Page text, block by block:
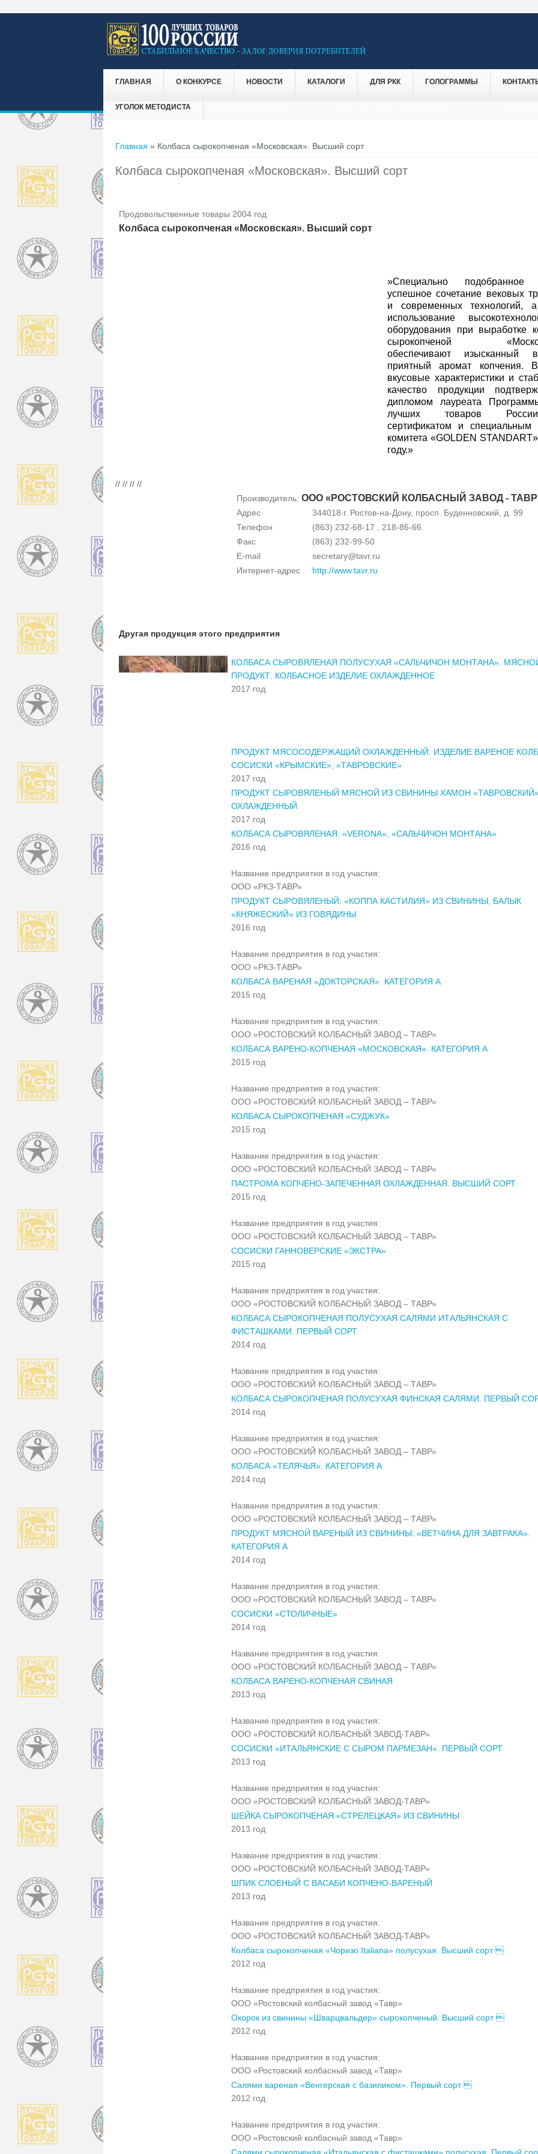
ГЛАВНАЯ О КОНКУРСЕ НОВОСТИ КАТАЛОГИ ДЛЯ РКК ГОЛОГРАММЫ
УГОЛОК МЕТОДИСТА
Вы здесь
Главная » Колбаса сырокопченая «Московская». Высший сорт
Колбаса сырокопченая «Московская». Высший сорт
Продовольственные товары 2004 год
Колбаса сырокопченая «Московская». Высший сорт
»Специально подобранное
успешное сочетание вековых
и современных технологий,
использование
оборудования при выработке
сырокопченой
обеспечивают изысканный
приятный аромат копчения.
вкусовые характеристики и
качество продукции
дипломом лауреата
лучших товаров России-
сертификатом и специальным
комитета «GOLDEN
году.»
// // // //
Производитель: ООО «РОСТОВСКИЙ КОЛБАСНЫЙ ЗАВОД -
Адрес
344018 г. Ростов-на-Дону, просп. Буденновский, д. 99
Телефон
(863) 232-68-17 , 218-86-66
Факс
(863) 232-99-50
E-mail
secretary@tavr.ru
Интернет-адрес
http://www.tavr.ru
Другая продукция этого предприятия
КОЛБАСА СЫРОВЯЛЕНАЯ ПОЛУСУХАЯ «САЛЬЧИЧОН МОНТАНА».
ПРОДУКТ: КОЛБАСНОЕ ИЗДЕЛИЕ ОХЛАЖДЕННОЕ
2017 год
ПРОДУКТ МЯСОСОДЕРЖАЩИЙ ОХЛАЖДЕННЫЙ. ИЗДЕЛИЕ ВАРЕНОЕ
СОСИСКИ «КРЫМСКИЕ», «ТАВРОВСКИЕ»
2017 год
ПРОДУКТ СЫРОВЯЛЕНЫЙ МЯСНОЙ ИЗ СВИНИНЫ ХАМОН
ОХЛАЖДЕННЫЙ
2017 год
КОЛБАСА СЫРОВЯЛЕНАЯ: «VERONA», «САЛЬЧИЧОН МОНТАНА»
2016 год
Название предприятия в год участия:
ООО «РКЗ-ТАВР»
ПРОДУКТ СЫРОВЯЛЕНЫЙ: «КОППА КАСТИЛИЯ» ИЗ СВИНИНЫ, БАЛЫК
«КНЯЖЕСКИЙ» ИЗ ГОВЯДИНЫ
2016 год
Название предприятия в год участия:
ООО «РКЗ-ТАВР»
КОЛБАСА ВАРЕНАЯ «ДОКТОРСКАЯ». КАТЕГОРИЯ А
2015 год
Название предприятия в год участия:
ООО «РОСТОВСКИЙ КОЛБАСНЫЙ ЗАВОД – ТАВР»
КОЛБАСА ВАРЕНО-КОПЧЕНАЯ «МОСКОВСКАЯ». КАТЕГОРИЯ А
2015 год
Название предприятия в год участия:
ООО «РОСТОВСКИЙ КОЛБАСНЫЙ ЗАВОД – ТАВР»
КОЛБАСА СЫРОКОПЧЕНАЯ «СУДЖУК»
2015 год
Название предприятия в год участия:
ООО «РОСТОВСКИЙ КОЛБАСНЫЙ ЗАВОД – ТАВР»
ПАСТРОМА КОПЧЕНО-ЗАПЕЧЕННАЯ ОХЛАЖДЕННАЯ. ВЫСШИЙ СОРТ
2015 год
Название предприятия в год участия:
ООО «РОСТОВСКИЙ КОЛБАСНЫЙ ЗАВОД – ТАВР»
СОСИСКИ ГАННОВЕРСКИЕ «ЭКСТРА»
2015 год
Название предприятия в год участия:
ООО «РОСТОВСКИЙ КОЛБАСНЫЙ ЗАВОД – ТАВР»
КОЛБАСА СЫРОКОПЧЕНАЯ ПОЛУСУХАЯ САЛЯМИ ИТАЛЬЯНСКАЯ С
ФИСТАШКАМИ. ПЕРВЫЙ СОРТ
2014 год
Название предприятия в год участия:
ООО «РОСТОВСКИЙ КОЛБАСНЫЙ ЗАВОД – ТАВР»
КОЛБАСА СЫРОКОПЧЕНАЯ ПОЛУСУХАЯ ФИНСКАЯ САЛЯМИ. ПЕРВЫЙ
2014 год
Название предприятия в год участия:
ООО «РОСТОВСКИЙ КОЛБАСНЫЙ ЗАВОД – ТАВР»
КОЛБАСА «ТЕЛЯЧЬЯ». КАТЕГОРИЯ А
2014 год
Название предприятия в год участия:
ООО «РОСТОВСКИЙ КОЛБАСНЫЙ ЗАВОД – ТАВР»
ПРОДУКТ МЯСНОЙ ВАРЕНЫЙ ИЗ СВИНИНЫ: «ВЕТЧИНА ДЛЯ ЗАВТРАКА».
КАТЕГОРИЯ А
2014 год
Название предприятия в год участия:
ООО «РОСТОВСКИЙ КОЛБАСНЫЙ ЗАВОД – ТАВР»
СОСИСКИ «СТОЛИЧНЫЕ»
2014 год
Название предприятия в год участия:
ООО «РОСТОВСКИЙ КОЛБАСНЫЙ ЗАВОД – ТАВР»
КОЛБАСА ВАРЕНО-КОПЧЕНАЯ СВИНАЯ
2013 год
Название предприятия в год участия:
ООО «РОСТОВСКИЙ КОЛБАСНЫЙ ЗАВОД-ТАВР»
СОСИСКИ «ИТАЛЬЯНСКИЕ С СЫРОМ ПАРМЕЗАН». ПЕРВЫЙ СОРТ
2013 год
Название предприятия в год участия:
ООО «РОСТОВСКИЙ КОЛБАСНЫЙ ЗАВОД-ТАВР»
ШЕЙКА СЫРОКОПЧЕНАЯ «СТРЕЛЕЦКАЯ» ИЗ СВИНИНЫ
2013 год
Название предприятия в год участия:
ООО «РОСТОВСКИЙ КОЛБАСНЫЙ ЗАВОД-ТАВР»
ШПИК СЛОЕНЫЙ С ВАСАБИ КОПЧЕНО-ВАРЕНЫЙ
2013 год
Название предприятия в год участия:
ООО «РОСТОВСКИЙ КОЛБАСНЫЙ ЗАВОД-ТАВР»
Колбаса сырокопченая «Чоризо Italiana» полусухая. Высший сорт 
2012 год
Название предприятия в год участия:
ООО «Ростовский колбасный завод «Тавр»
Окорок из свинины «Шварцвальдер» сырокопченый. Высший сорт 
2012 год
Название предприятия в год участия:
ООО «Ростовский колбасный завод «Тавр»
Салями вареная «Венгерская с базиликом». Первый сорт 
2012 год
Название предприятия в год участия:
ООО «Ростовский колбасный завод «Тавр»